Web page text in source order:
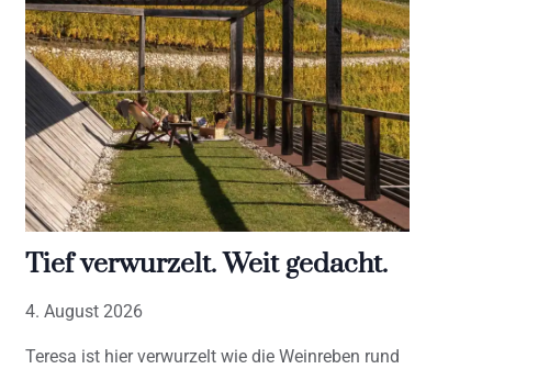
Tief verwurzelt. Weit gedacht.
4. August 2026
Teresa ist hier verwurzelt wie die Weinreben rund